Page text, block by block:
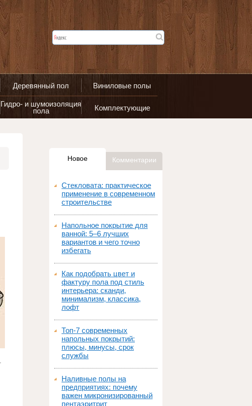
Деревянный пол Виниловые полы
Гидро- и шумоизоляция
пола
Комплектующие
Новое Комментарии
Стекловата: практическое
применение в современном
строительстве
Напольное покрытие для
ванной: 5–6 лучших
вариантов и чего точно
избегать
Как подобрать цвет и
фактуру пола под стиль
интерьера: сканди,
минимализм, классика,
лофт
Топ‑7 современных
напольных покрытий:
плюсы, минусы, срок
службы
Наливные полы на
предприятиях: почему
важен микронизированный
пентаэритрит